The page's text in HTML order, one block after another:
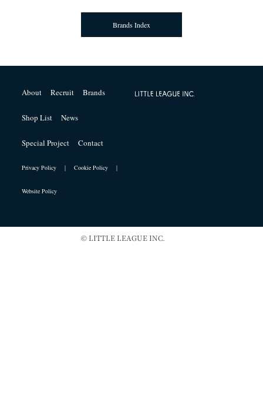
Brands Index
About Recruit Brands
Shop List News
Special Project Contact
Privacy Policy ｜ Cookie Policy ｜
Website Policy
© LITTLE LEAGUE INC.